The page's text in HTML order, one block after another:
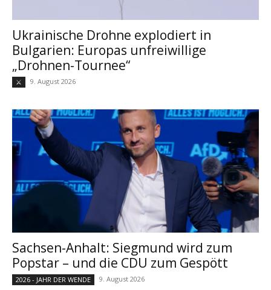
Ukrainische Drohne explodiert in
Bulgarien: Europas unfreiwillige
„Drohnen-Tournee“
⚔ 9. August 2026
Sachsen-Anhalt: Siegmund wird zum
Popstar – und die CDU zum Gespött
2026 - JAHR DER WENDE 9. August 2026